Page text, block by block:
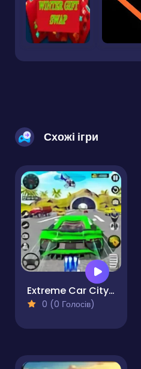
Схожі ігри
Extreme Car City Driving
0 (0 Голосів)